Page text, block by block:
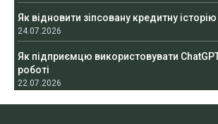
Як відновити зіпсовану кредитну історію
24.07.2026
Як підприємцю використовувати
роботі
22.07.2026